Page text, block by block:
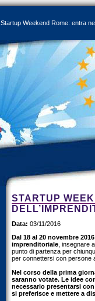
Startup Weekend Rome: entra
STARTUP
Data: 03/11/2016
Dal 18 al 20 novembre
imprenditoriale , insegnare
punto di partenza per
per connettersi con persone
Nel corso della prima
saranno votate. Le idee
necessario presentarsi
si preferisce e mettere a